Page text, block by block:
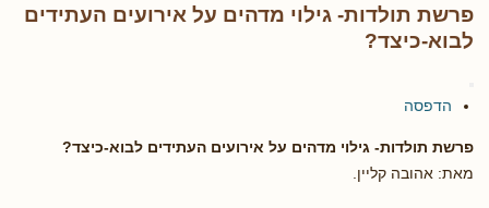
פרשת תולדות- גילוי מדהים על אירועים העתידים
לבוא-כיצד?
הדפסה
פרשת תולדות- גילוי מדהים על אירועים העתידים לבוא-כיצד?
מאת: אהובה קליין.